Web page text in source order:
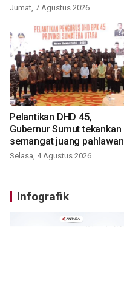
Jumat, 7 Agustus 2026
Pelantikan DHD 45,
Gubernur Sumut tekankan
semangat juang pahlawan
Selasa, 4 Agustus 2026
Infografik